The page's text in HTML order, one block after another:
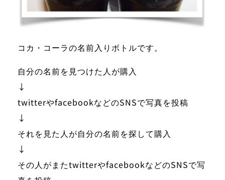
コカ・コーラの名前入りボトルです。
自分の名前を見つけた人が購入
↓
twitterやfacebookなどのSNSで写真を投稿
↓
それを見た人が自分の名前を探して購入
↓
その人がまたtwitterやfacebookなどのSNSで写